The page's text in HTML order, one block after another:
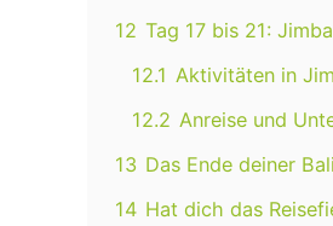
12 Tag 17 bis 21:
12.1 Aktivitäten in
12.2 Anreise und
13 Das Ende deiner
14 Hat dich das